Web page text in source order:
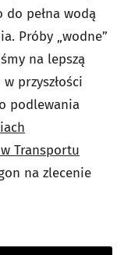
do pełna wodą
Próby „wodne”
na lepszą
przyszłości
podlewania
Transportu
na zlecenie